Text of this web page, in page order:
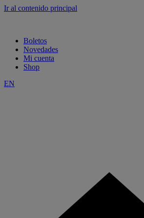
Ir al contenido principal
Boletos
Novedades
Mi cuenta
Shop
EN